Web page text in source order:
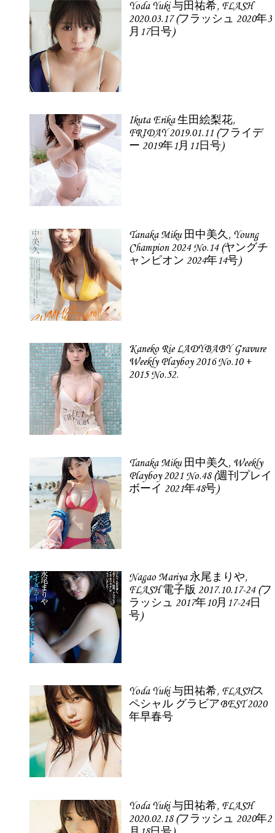
Yoda Yuki 与田祐希, FLASH
2020.03.17 (フラッシュ 2020年3
月17日号)
Ikuta Erika 生田絵梨花,
FRIDAY 2019.01.11 (フライデ
ー 2019年1月11日号)
Tanaka Miku 田中美久, Young
Champion 2024 No.14 (ヤングチ
ャンピオン 2024年14号)
Kaneko Rie LADYBABY Gravure
Weekly Playboy 2016 No.10 +
2015 No.52.
Tanaka Miku 田中美久, Weekly
Playboy 2021 No.48 (週刊プレイ
ボーイ 2021年48号)
Nagao Mariya 永尾まりや,
FLASH 電子版 2017.10.17-24 (フ
ラッシュ 2017年10月17-24日
号)
Yoda Yuki 与田祐希, FLASHス
ペシャル グラビアBEST 2020
年早春号
Yoda Yuki 与田祐希, FLASH
2020.02.18 (フラッシュ 2020年2